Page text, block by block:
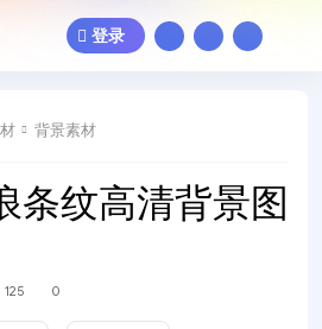
登录
背景素材
条纹高清背景图
125 0